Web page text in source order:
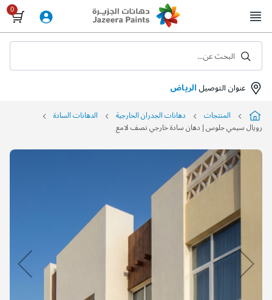
to
Content
عنوان التوصيلالرياض
البحث عن...
المنتجات دهانات الجدران الخارجية
الدهانات السادة
رويال سيمي جلوس | دهان سادة خارجي نصف لامع
التخطي